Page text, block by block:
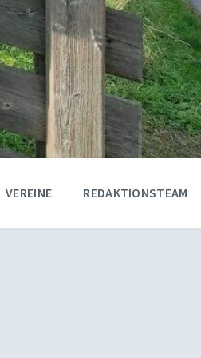
VEREINE REDAKTIONSTEAM